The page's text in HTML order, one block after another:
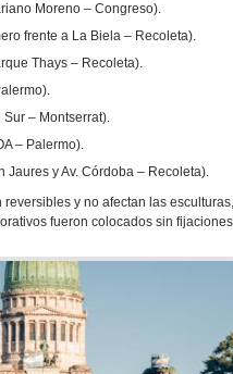
Moreno – Congreso).
frente a La Biela – Recoleta).
Thays – Recoleta).
– Montserrat).
– Palermo).
Jaures y Av. Córdoba – Recoleta).
y no afectan las
fueron colocados sin